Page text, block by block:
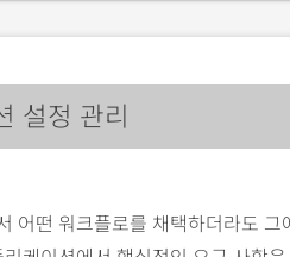
설정 관리
어떤 워크플로를 채택하더라도 그